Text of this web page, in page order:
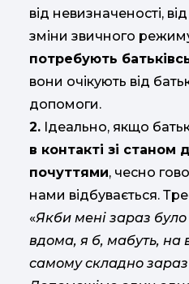
від невизначеності,
зміни звичного
потребують
вони очікують від
допомоги.
2. Ідеально, якщо
в контакті зі станом
почуттями, чесно
нами відбувається.
«Якби мені зараз було
вдома, я б, мабуть, на
самому складно зараз